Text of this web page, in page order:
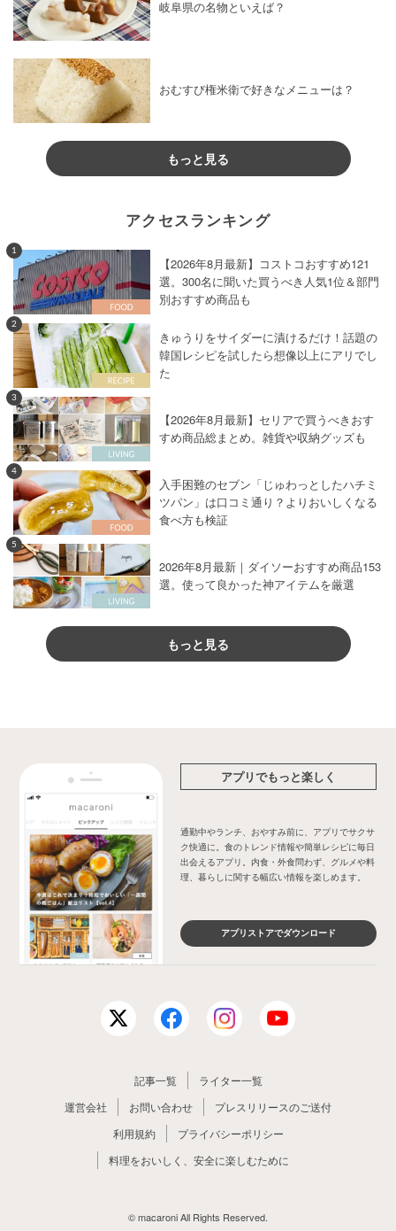
岐阜県の名物といえば？
おむすび権米衛で好きなメニューは？
もっと見る
アクセスランキング
1
【2026年8月最新】コストコおすすめ121
選。300名に聞いた買うべき人気1位＆部門
別おすすめ商品も
2
きゅうりをサイダーに漬けるだけ！話題の
韓国レシピを試したら想像以上にアリでし
た
3
【2026年8月最新】セリアで買うべきおす
すめ商品総まとめ。雑貨や収納グッズも
4
入手困難のセブン「じゅわっとしたハチミ
ツパン」は口コミ通り？よりおいしくなる
食べ方も検証
5
2026年8月最新｜ダイソーおすすめ商品153
選。使って良かった神アイテムを厳選
もっと見る
アプリでもっと楽しく
通勤中やランチ、おやすみ前に、アプリでサクサ
ク快適に。食のトレンド情報や簡単レシピに毎日
出会えるアプリ。内食・外食問わず、グルメや料
理、暮らしに関する幅広い情報を楽しめます。
アプリストアでダウンロード
記事一覧
ライター一覧
運営会社
お問い合わせ
プレスリリースのご送付
利用規約
プライバシーポリシー
料理をおいしく、安全に楽しむために
© macaroni All Rights Reserved.